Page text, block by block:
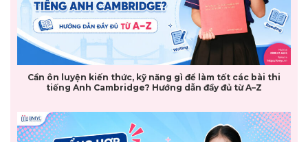
Cần ôn luyện kiến thức, kỹ năng gì để làm tốt các bài thi
tiếng Anh Cambridge? Hướng dẫn đầy đủ từ A–Z